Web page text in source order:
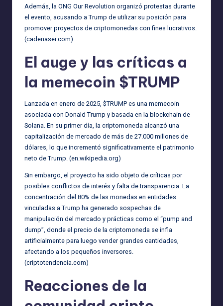
Además, la ONG Our Revolution organizó protestas durante
el evento, acusando a Trump de utilizar su posición para
promover proyectos de criptomonedas con fines lucrativos.
(cadenaser.com)
El auge y las críticas a
la memecoin $TRUMP
Lanzada en enero de 2025, $TRUMP es una memecoin
asociada con Donald Trump y basada en la blockchain de
Solana. En su primer día, la criptomoneda alcanzó una
capitalización de mercado de más de 27.000 millones de
dólares, lo que incrementó significativamente el patrimonio
neto de Trump. (en.wikipedia.org)
Sin embargo, el proyecto ha sido objeto de críticas por
posibles conflictos de interés y falta de transparencia. La
concentración del 80% de las monedas en entidades
vinculadas a Trump ha generado sospechas de
manipulación del mercado y prácticas como el “pump and
dump”, donde el precio de la criptomoneda se infla
artificialmente para luego vender grandes cantidades,
afectando a los pequeños inversores.
(criptotendencia.com)
Reacciones de la